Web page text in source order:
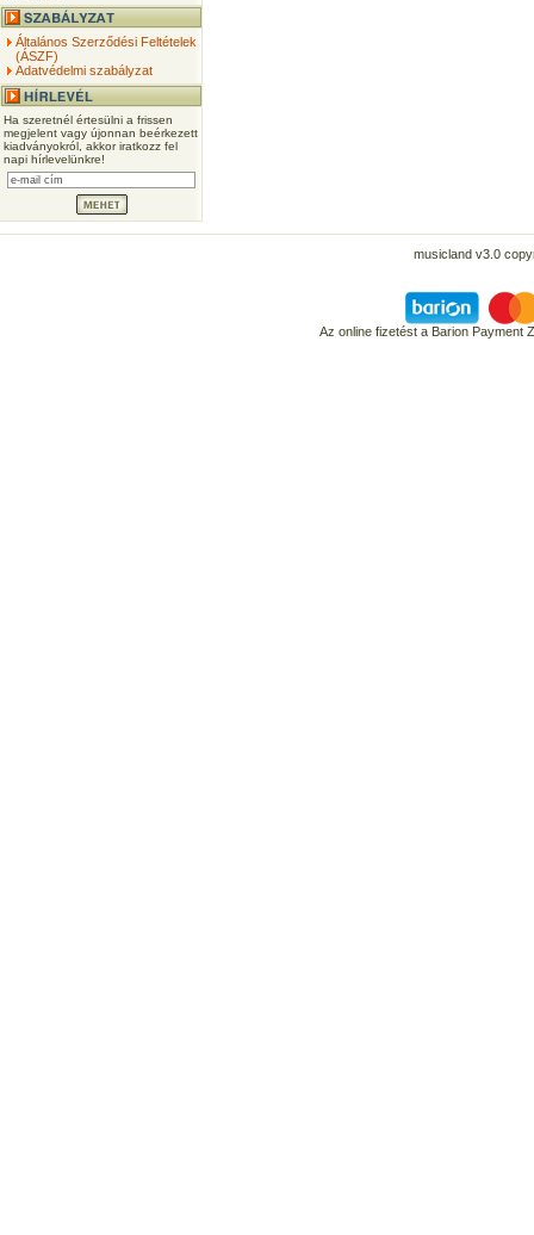
Általános Szerződési Feltételek
(ÁSZF)
Adatvédelmi szabályzat
Ha szeretnél értesülni a frissen
megjelent vagy újonnan beérkezett
kiadványokról, akkor iratkozz fel
napi hírlevelünkre!
musicland v3.0
Az online fizetést a Barion Payment